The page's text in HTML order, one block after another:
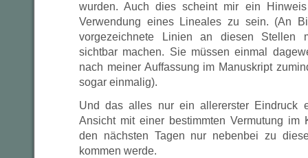
wurden. Auch dies scheint mir ein
Verwendung eines Lineales zu sein. (An
vorgezeichnete Linien an diesen Stellen
sichtbar machen. Sie müssen einmal
nach meiner Auffassung im Manuskript
sogar einmalig).
Und das alles nur ein allererster Eindruck
Ansicht mit einer bestimmten Vermutung im
den nächsten Tagen nur nebenbei zu
kommen werde.